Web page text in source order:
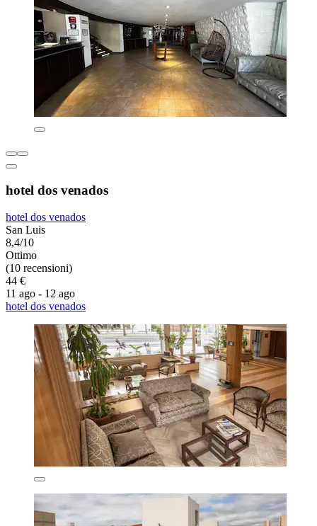
hotel dos venados
hotel dos venados
San Luis
8,4/10
Ottimo
(10 recensioni)
44 €
11 ago - 12 ago
hotel dos venados